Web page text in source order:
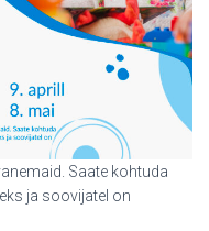
Saate kohtuda
ja soovijatel on